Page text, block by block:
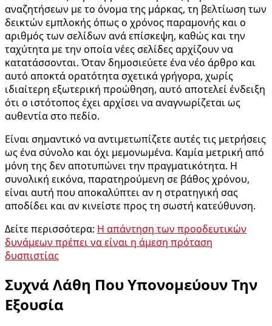
αναζητήσεων με το όνομα της μάρκας, τη βελτίωση των
δεικτών εμπλοκής όπως ο χρόνος παραμονής και ο
αριθμός των σελίδων ανά επίσκεψη, καθώς και την
ταχύτητα με την οποία νέες σελίδες αρχίζουν να
κατατάσσονται. Όταν δημοσιεύετε ένα νέο άρθρο και
αυτό αποκτά ορατότητα σχετικά γρήγορα, χωρίς
ιδιαίτερη εξωτερική προώθηση, αυτό αποτελεί ένδειξη
ότι ο ιστότοπος έχει αρχίσει να αναγνωρίζεται ως
αυθεντία στο πεδίο.
Είναι σημαντικό να αντιμετωπίζετε αυτές τις μετρήσεις
ως ένα σύνολο και όχι μεμονωμένα. Καμία μετρική από
μόνη της δεν αποτυπώνει την πραγματικότητα. Η
συνολική εικόνα, παρατηρούμενη σε βάθος χρόνου,
είναι αυτή που αποκαλύπτει αν η στρατηγική σας
αποδίδει και αν κινείστε προς τη σωστή κατεύθυνση.
Δείτε περισσότερα: Η απάντηση των προοδευτικών
δυνάμεων πρέπει να είναι η άμεση πρόταση
δυσπιστίας
Συχνά Λάθη Που Υπονομεύουν Την
Εξουσία